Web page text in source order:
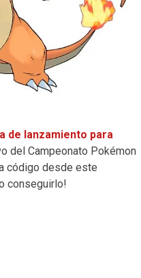
de lanzamiento para
del Campeonato Pokémon
código desde este
conseguirlo!